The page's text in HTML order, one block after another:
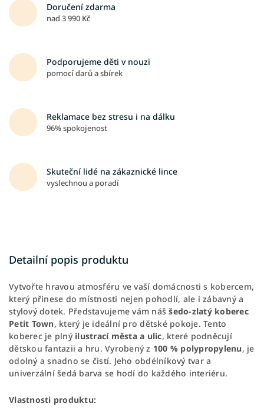
Doručení zdarma
nad 3 990 Kč
Podporujeme děti v nouzi
pomocí darů a sbírek
Reklamace bez stresu i na dálku
96% spokojenost
Skuteční lidé na zákaznické lince
vyslechnou a poradí
Detailní popis produktu
Vytvořte hravou atmosféru ve vaší domácnosti s kobercem,
který přinese do místnosti nejen pohodlí, ale i zábavný a
stylový dotek. Představujeme vám náššedo-zlatý koberec
Petit Town, který je ideální pro dětské pokoje. Tento
koberec je plný ilustrací města a ulic, které podněcují
dětskou fantazii a hru. Vyrobený z 100 % polypropylenu, je
odolný a snadno se čistí. Jeho obdélníkový tvar a
univerzální šedá barva se hodí do každého interiéru.
Vlastnosti produktu: